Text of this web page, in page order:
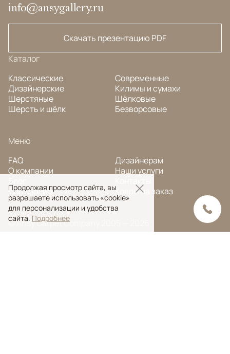
info@ansygallery.ru
Скачать презентацию PDF
Каталог
Классические
Дизайнерские
Шерстяные
Шерсть и шёлк
Современные
Килимы и сумахи
Шёлковые
Безворсовые
Меню
FAQ
О компании
Портфолио
Дизайнерам
Наши услуги
Ковры на заказ
© Ansy Carpet Company 2005 — 2026
Продолжая просмотр сайта, вы
разрешаете использовать «cookie»
для персонализации и удобства
сайта. Подробнее